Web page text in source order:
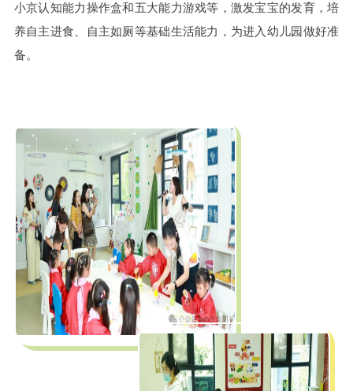
小京认知能力操作盒和五大能力游戏等，激发宝宝的发育，培
养自主进食、自主如厕等基础生活能力，为进入幼儿园做好准
备。